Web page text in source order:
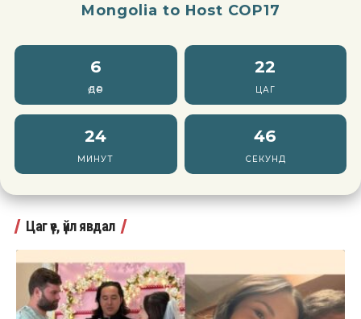
Mongolia to Host COP17
6
ӨДӨР
22
ЦАГ
24
МИНУТ
44
СЕКУНД
Цаг үе, үйл явдал